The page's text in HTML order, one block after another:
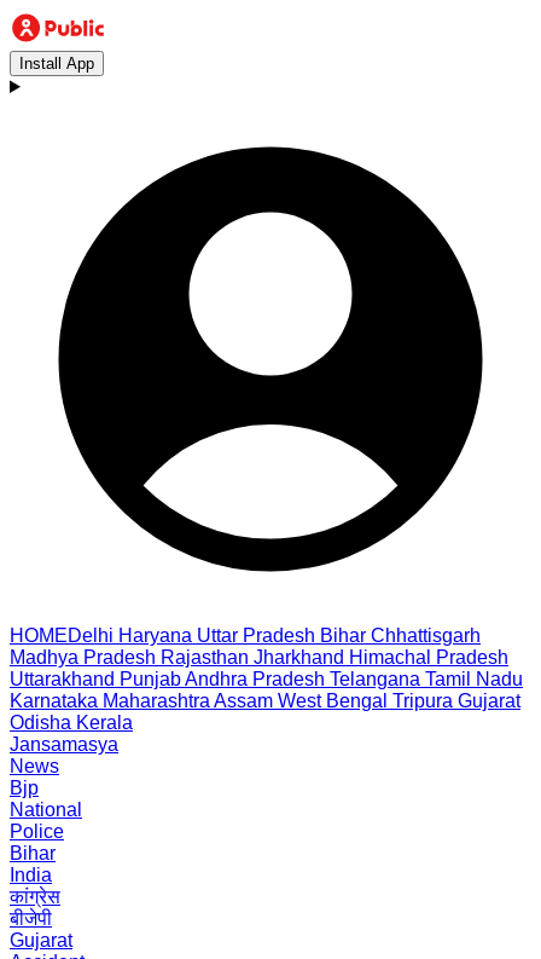
Install App
HOMEDelhi Haryana Uttar Pradesh Bihar Chhattisgarh
Madhya Pradesh Rajasthan Jharkhand Himachal Pradesh
Uttarakhand PunjabAndhra Pradesh Telangana Tamil Nadu
Karnataka Maharashtra Assam West Bengal Tripura Gujarat
Odisha Kerala
Jansamasya
News
Bjp
National
Police
Bihar
India
कांग्रेस
बीजेपी
Gujarat